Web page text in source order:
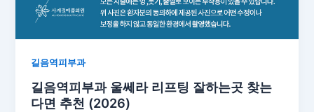
길음역피부과
길음역피부과 울쎄라 리프팅 잘하는곳 찾는
다면 추천 (2026)